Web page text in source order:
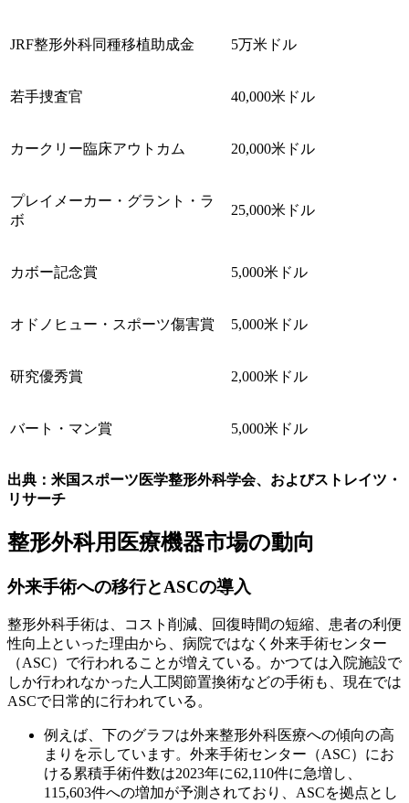
JRF整形外科同種移植助成金 5万米ドル
若手捜査官 40,000米ドル
カークリー臨床アウトカム 20,000米ドル
プレイメーカー・グラント・ラ
ボ
25,000米ドル
カボー記念賞 5,000米ドル
オドノヒュー・スポーツ傷害賞 5,000米ドル
研究優秀賞 2,000米ドル
バート・マン賞 5,000米ドル
出典：米国スポーツ医学整形外科学会、およびストレイツ・
リサーチ
整形外科用医療機器市場の動向
外来手術への移行とASCの導入
整形外科手術は、コスト削減、回復時間の短縮、患者の利便
性向上といった理由から、病院ではなく外来手術センター
（ASC）で行われることが増えている。かつては入院施設で
しか行われなかった人工関節置換術などの手術も、現在では
ASCで日常的に行われている。
例えば、下のグラフは外来整形外科医療への傾向の高
まりを示しています。外来手術センター（ASC）にお
ける累積手術件数は2023年に62,110件に急増し、
115,603件への増加が予測されており、ASCを拠点とし